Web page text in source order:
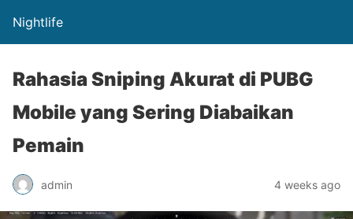
Nightlife
Rahasia Sniping Akurat di PUBG
Mobile yang Sering Diabaikan
Pemain
admin 4 weeks ago